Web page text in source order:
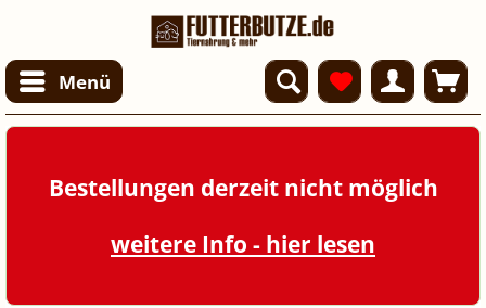
Menü
Bestellungen derzeit nicht möglich
weitere Info - hier lesen